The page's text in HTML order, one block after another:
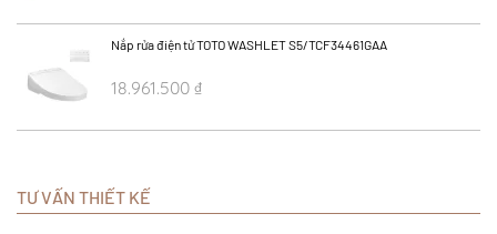
Nắp rửa điện tử TOTO WASHLET S5/TCF34461GAA
18.961.500 ₫
TƯ VẤN THIẾT KẾ